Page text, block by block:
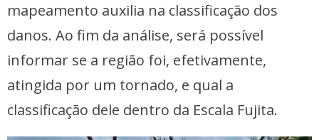
mapeamento auxilia na classificação dos
danos. Ao fim da análise, será possível
informar se a região foi, efetivamente,
atingida por um tornado, e qual a
classificação dele dentro da Escala Fujita.